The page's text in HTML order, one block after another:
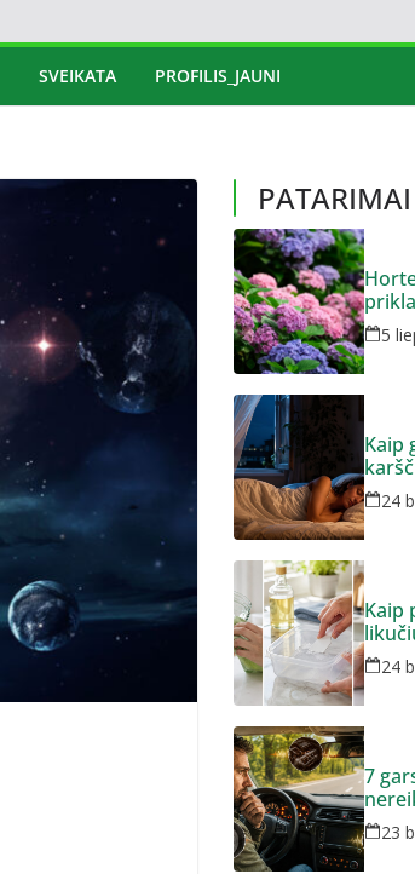
SVEIKATA PROFILIS_JAUNI
PATARIMAI
dydis?
5
Kaip
24
Kaip
24
7
23